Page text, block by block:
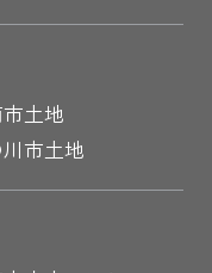
土地
市土地